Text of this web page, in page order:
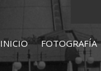
INICIO FOTOGRAFÍA